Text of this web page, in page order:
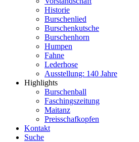
Historie
Burschenlied
Burschenkutsche
Burschenhorn
Humpen
Fahne
Lederhose
Ausstellung: 140 Jahre
Highlights
Burschenball
Faschingszeitung
Maitanz
Preisschafkopfen
Kontakt
Suche